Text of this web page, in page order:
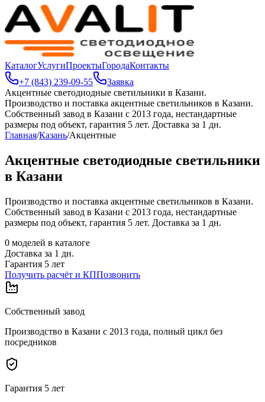
КаталогУслугиПроектыГородаКонтакты
+7 (843) 239-09-55
Заявка
Акцентные светодиодные светильники в Казани.
Производство и поставка акцентные светильников в Казани.
Собственный завод в Казани с 2013 года, нестандартные
размеры под объект, гарантия 5 лет. Доставка за 1 дн.
Главная/Казань/Акцентные
Акцентные светодиодные светильники
в Казани
Производство и поставка акцентные светильников в Казани.
Собственный завод в Казани с 2013 года, нестандартные
размеры под объект, гарантия 5 лет. Доставка за 1 дн.
0 моделей в каталоге
Доставка за 1 дн.
Гарантия 5 лет
Получить расчёт и КППозвонить
Собственный завод
Производство в Казани с 2013 года, полный цикл без
посредников
Гарантия 5 лет